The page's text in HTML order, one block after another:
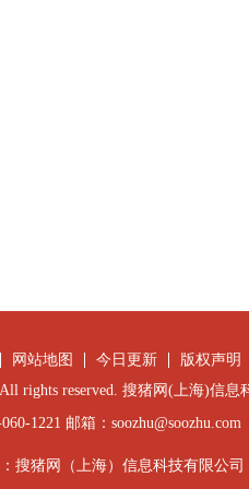
网站地图 今日更新 版权声明
rights reserved. 搜猪网(上海)信
1221 邮箱：soozhu@soozhu.com
搜猪网（上海）信息科技有限公司